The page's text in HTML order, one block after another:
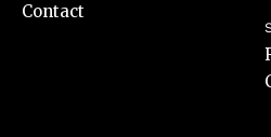
Contact